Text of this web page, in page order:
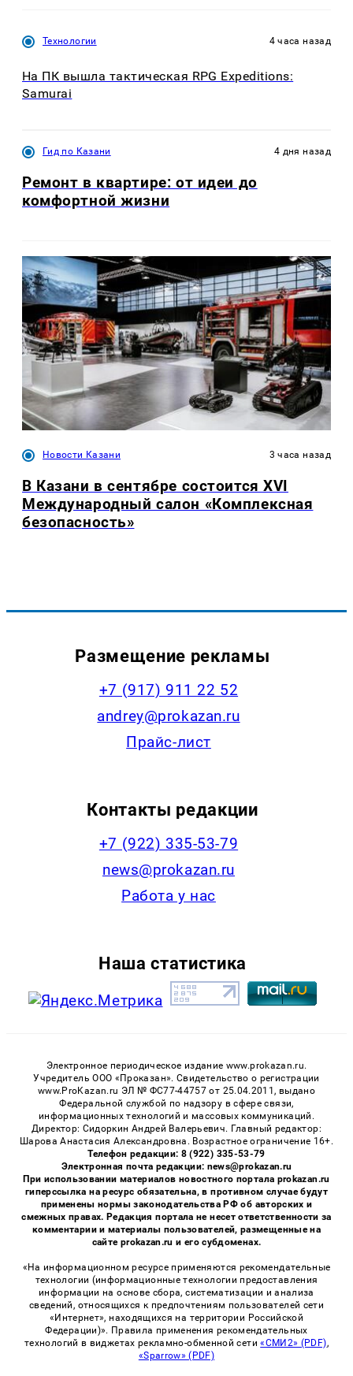
Технологии 4 часа назад
На ПК вышла тактическая RPG Expeditions:
Samurai
Гид по Казани 4 дня назад
Ремонт в квартире: от идеи до
комфортной жизни
Новости Казани 3 часа назад
В Казани в сентябре состоится XVI
Международный салон «Комплексная
безопасность»
Размещение рекламы
+7 (917) 911 22 52
andrey@prokazan.ru
Прайс-лист
Контакты редакции
+7 (922) 335-53-79
news@prokazan.ru
Работа у нас
Наша статистика
Электронное периодическое издание www.prokazan.ru.
Учредитель ООО «Проказан». Cвидетельство о регистрации
www.ProKazan.ru ЭЛ № ФС77-44757 от 25.04.2011, выдано
Федеральной службой по надзору в сфере связи,
информационных технологий и массовых коммуникаций.
Директор: Сидоркин Андрей Валерьевич. Главный редактор:
Шарова Анастасия Александровна. Возрастное ограничение 16+.
Телефон редакции: 8 (922) 335-53-79
Электронная почта редакции: news@prokazan.ru
При использовании материалов новостного портала prokazan.ru
гиперссылка на ресурс обязательна, в противном случае будут
применены нормы законодательства РФ об авторских и
смежных правах. Редакция портала не несет ответственности за
комментарии и материалы пользователей, размещенные на
сайте prokazan.ru и его субдоменах.
«На информационном ресурсе применяются рекомендательные
технологии (информационные технологии предоставления
информации на основе сбора, систематизации и анализа
сведений, относящихся к предпочтениям пользователей сети
«Интернет», находящихся на территории Российской
Федерации)». Правила применения рекомендательных
технологий в виджетах рекламно-обменной сети«СМИ2» (PDF),
«Sparrow» (PDF)